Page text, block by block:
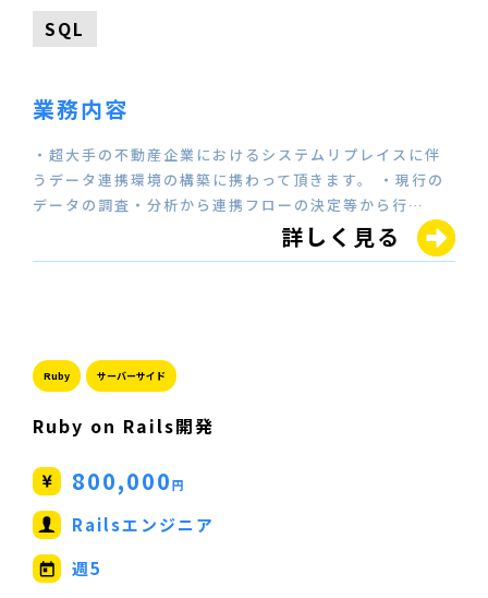
SQL
業務内容
・超大手の不動産企業におけるシステムリプレイスに伴
うデータ連携環境の構築に携わって頂きます。 ・現行の
データの調査・分析から連携フローの決定等から行…
詳しく見る
Ruby サーバーサイド
Ruby on Rails開発
800,000円
Railsエンジニア
週5